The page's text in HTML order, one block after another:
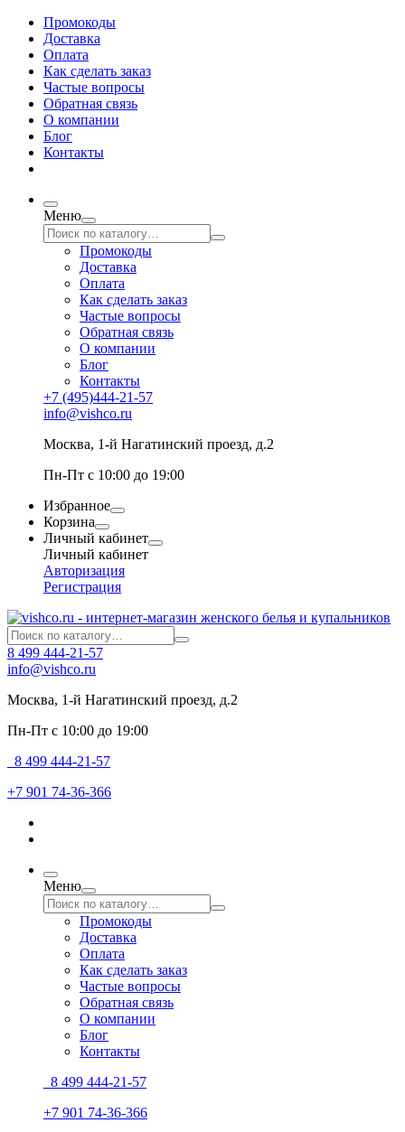
Промокоды
Доставка
Оплата
Как сделать заказ
Частые вопросы
Обратная связь
О компании
Блог
Контакты
Меню
Промокоды
Доставка
Оплата
Как сделать заказ
Частые вопросы
Обратная связь
О компании
Блог
Контакты
+7 (495)444-21-57
info@vishco.ru
Москва, 1-й Нагатинский проезд, д.2
Пн-Пт с 10:00 до 19:00
Избранное
Корзина
Личный кабинет
Личный кабинет
Авторизация
Регистрация
8 499 444-21-57
info@vishco.ru
Москва, 1-й Нагатинский проезд, д.2
Пн-Пт с 10:00 до 19:00
8 499 444-21-57
+7 901 74-36-366
Меню
Промокоды
Доставка
Оплата
Как сделать заказ
Частые вопросы
Обратная связь
О компании
Блог
Контакты
8 499 444-21-57
+7 901 74-36-366